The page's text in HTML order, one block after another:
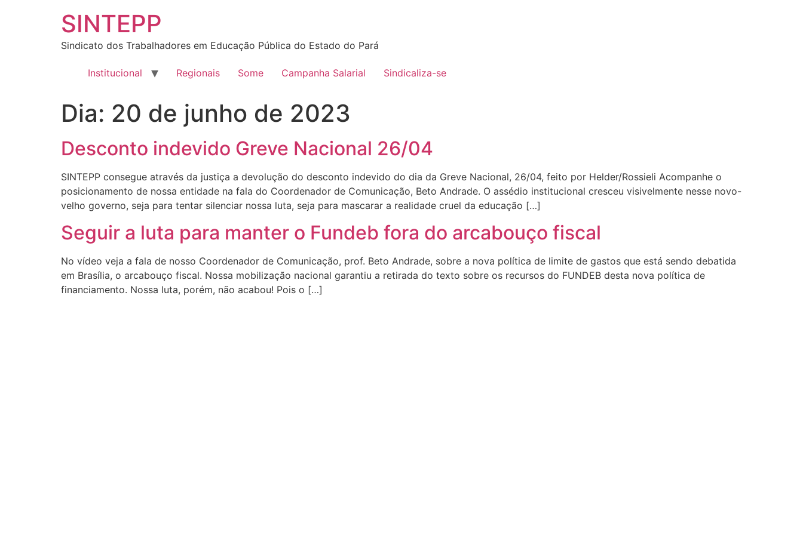
SINTEPP
Sindicato dos Trabalhadores em Educação Pública do Estado do Pará
Institucional Regionais Some Campanha Salarial Sindicaliza-se
Dia: 20 de junho de 2023
Desconto indevido Greve Nacional 26/04
SINTEPP consegue através da justiça a devolução do desconto indevido do dia da Greve Nacional, 26/04, feito por Helder/Rossieli Acompanhe o
posicionamento de nossa entidade na fala do Coordenador de Comunicação, Beto Andrade. O assédio institucional cresceu visivelmente nesse novo-
velho governo, seja para tentar silenciar nossa luta, seja para mascarar a realidade cruel da educação […]
Seguir a luta para manter o Fundeb fora do arcabouço fiscal
No vídeo veja a fala de nosso Coordenador de Comunicação, prof. Beto Andrade, sobre a nova política de limite de gastos que está sendo debatida
em Brasília, o arcabouço fiscal. Nossa mobilização nacional garantiu a retirada do texto sobre os recursos do FUNDEB desta nova política de
financiamento. Nossa luta, porém, não acabou! Pois o […]